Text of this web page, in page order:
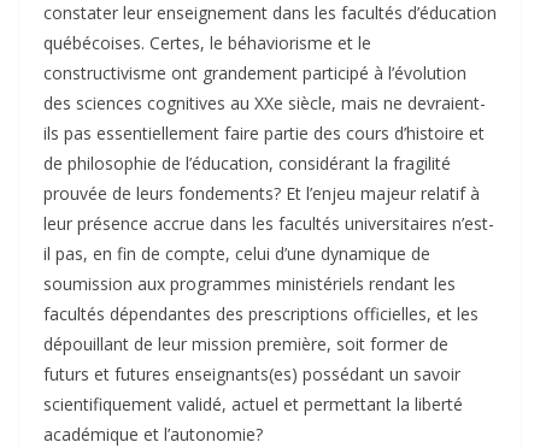
constater leur enseignement dans les facultés d’éducation
québécoises. Certes, le béhaviorisme et le
constructivisme ont grandement participé à l’évolution
des sciences cognitives au XXe siècle, mais ne devraient-
ils pas essentiellement faire partie des cours d’histoire et
de philosophie de l’éducation, considérant la fragilité
prouvée de leurs fondements? Et l’enjeu majeur relatif à
leur présence accrue dans les facultés universitaires n’est-
il pas, en fin de compte, celui d’une dynamique de
soumission aux programmes ministériels rendant les
facultés dépendantes des prescriptions officielles, et les
dépouillant de leur mission première, soit former de
futurs et futures enseignants(es) possédant un savoir
scientifiquement validé, actuel et permettant la liberté
académique et l’autonomie?